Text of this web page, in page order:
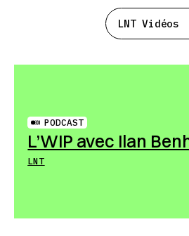
LNT Vidéos
PODCAST
L’WIP avec Ilan
LNT